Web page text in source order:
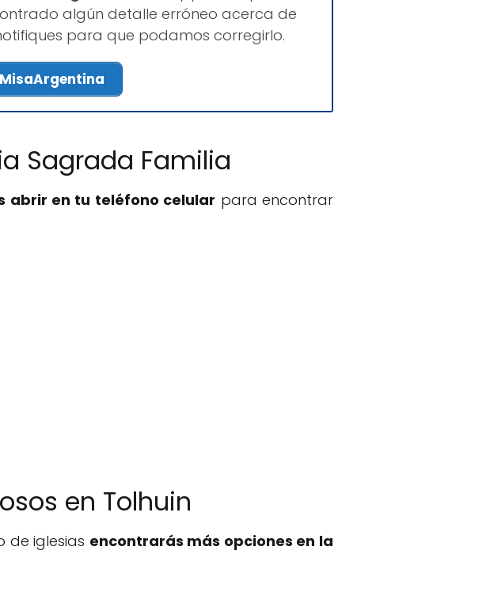
algún detalle erróneo acerca de
para que podamos corregirlo.
Sagrada Familia
abrir en tu teléfono celular para encontrar
en Tolhuin
de iglesias encontrarás más opciones en la